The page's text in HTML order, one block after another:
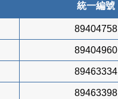
統一編號
89404758
89404960
89463334
89463398